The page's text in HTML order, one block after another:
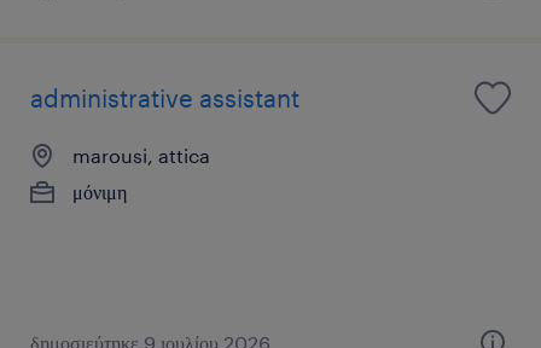
administrative assistant
marousi, attica
μόνιμη
δημοσιεύτηκε 9 ιουλίου 2026